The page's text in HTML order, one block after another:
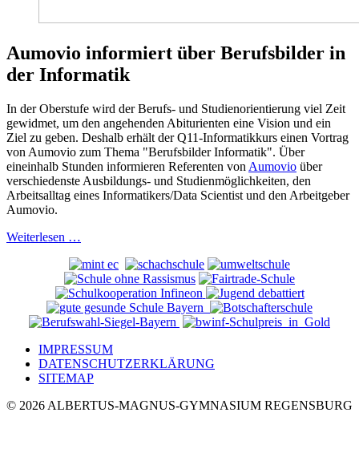
Aumovio informiert über Berufsbilder in
der Informatik
In der Oberstufe wird der Berufs- und Studienorientierung viel Zeit
gewidmet, um den angehenden Abiturienten eine Vision und ein
Ziel zu geben. Deshalb erhält der Q11-Informatikkurs einen Vortrag
von Aumovio zum Thema "Berufsbilder Informatik". Über
eineinhalb Stunden informieren Referenten von Aumovio über
verschiedenste Ausbildungs- und Studienmöglichkeiten, den
Arbeitsalltag eines Informatikers/Data Scientist und den Arbeitgeber
Aumovio.
Weiterlesen …
IMPRESSUM
DATENSCHUTZERKLÄRUNG
SITEMAP
© 2026 ALBERTUS-MAGNUS-GYMNASIUM REGENSBURG